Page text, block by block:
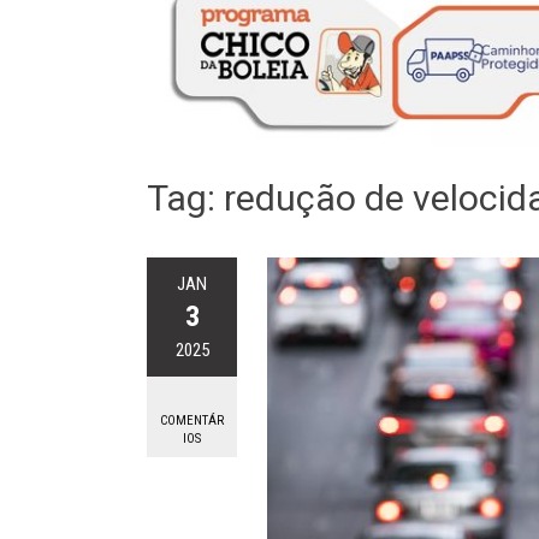
Tag: redução de
JAN
3
2025
COMENTÁR
IOS